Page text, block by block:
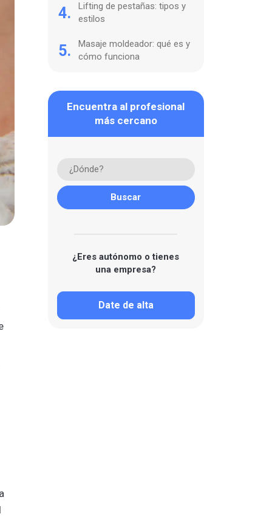
4.
Lifting de pestañas: tipos y
estilos
5.
Masaje moldeador: qué es y
cómo funciona
Encuentra al profesional
más cercano
¿Eres autónomo o tienes
una empresa?
Date de alta